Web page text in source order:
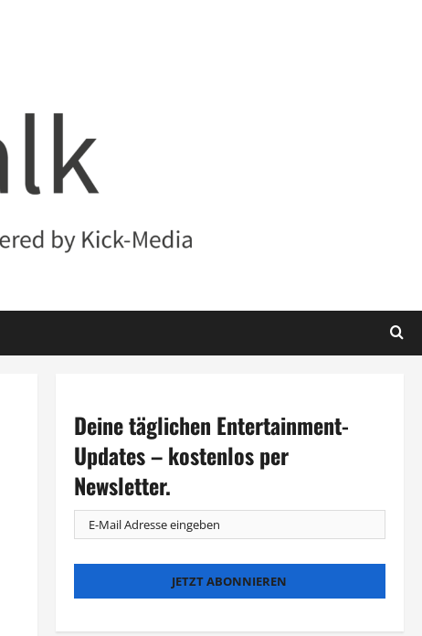
Deine täglichen Entertainment-
Updates – kostenlos per
Newsletter.